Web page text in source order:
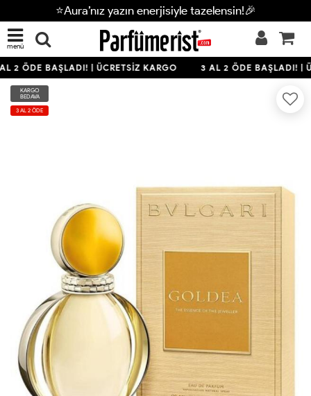
⭐Aura’nız yazın enerjisiyle tazelensin!🎉
menü
2 ÖDE BAŞLADI! | ÜCRETSİZ KARGO 3 AL 2 ÖDE BAŞLADI! |
KARGO
BEDAVA
3 AL 2 ÖDE